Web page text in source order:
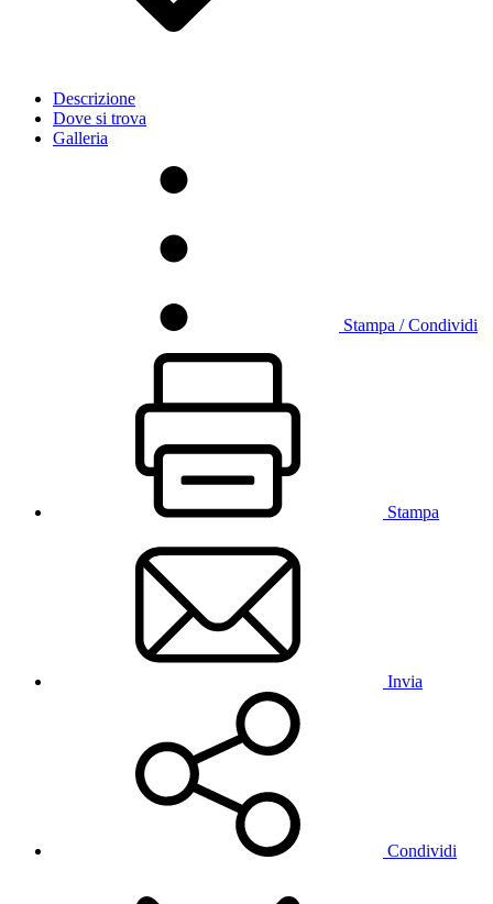
Descrizione
Dove si trova
Galleria
Stampa / Condividi
Stampa
Invia
Condividi